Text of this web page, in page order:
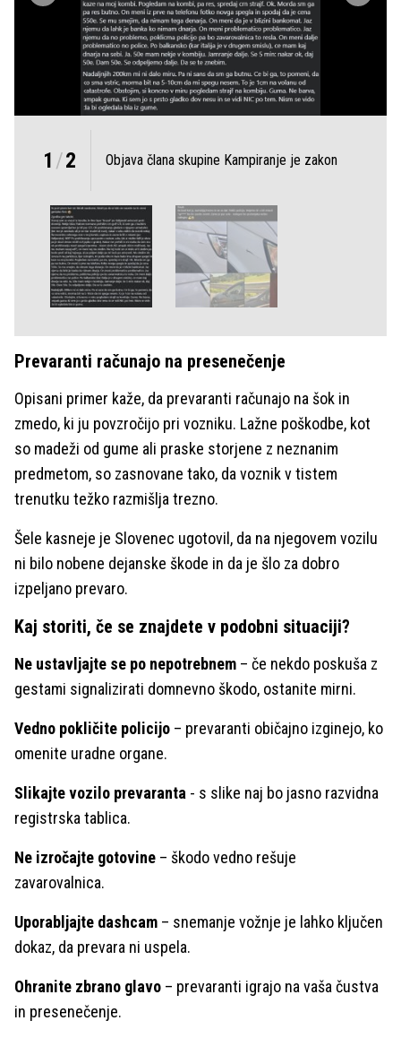
1 /2 Objava člana skupine Kampiranje je zakon
Prevaranti računajo na presenečenje
Opisani primer kaže, da prevaranti računajo na šok in
zmedo, ki ju povzročijo pri vozniku. Lažne poškodbe, kot
so madeži od gume ali praske storjene z neznanim
predmetom, so zasnovane tako, da voznik v tistem
trenutku težko razmišlja trezno.
Šele kasneje je Slovenec ugotovil, da na njegovem vozilu
ni bilo nobene dejanske škode in da je šlo za dobro
izpeljano prevaro.
Kaj storiti, če se znajdete v podobni situaciji?
Ne ustavljajte se po nepotrebnem – če nekdo poskuša z
gestami signalizirati domnevno škodo, ostanite mirni.
Vedno pokličite policijo – prevaranti običajno izginejo, ko
omenite uradne organe.
Slikajte vozilo prevaranta - s slike naj bo jasno razvidna
registrska tablica.
Ne izročajte gotovine – škodo vedno rešuje
zavarovalnica.
Uporabljajte dashcam – snemanje vožnje je lahko ključen
dokaz, da prevara ni uspela.
Ohranite zbrano glavo – prevaranti igrajo na vaša čustva
in presenečenje.